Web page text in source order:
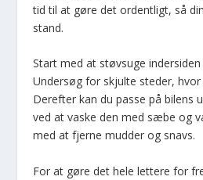
tid til at gøre det ordentligt, så
stand.
Start med at støvsuge
Undersøg for skjulte steder, hvor
Derefter kan du passe på bilens
ved at vaske den med sæbe og
med at fjerne mudder og snavs.
For at gøre det hele lettere for